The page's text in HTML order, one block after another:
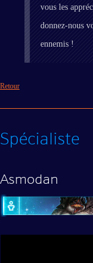
vous les
donnez-nous
ennemis !
Retour
Spécialiste
Asmodan